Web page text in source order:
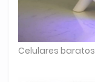
Celulares baratos